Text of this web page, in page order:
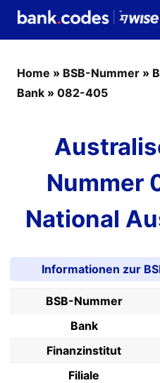
Home » BSB-Nummer »
Bank » 082-405
Nummer
National
Informationen zur
BSB-Nummer
Bank
Finanzinstitut
Filiale